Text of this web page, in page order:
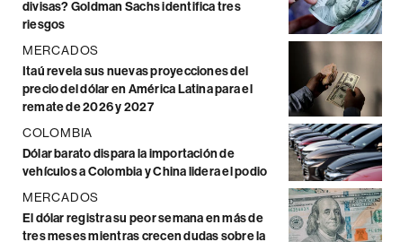
divisas? Goldman Sachs identifica tres
riesgos
MERCADOS
Itaú revela sus nuevas proyecciones del
precio del dólar en América Latina para el
remate de 2026 y 2027
COLOMBIA
Dólar barato dispara la importación de
vehículos a Colombia y China lidera el podio
MERCADOS
El dólar registra su peor semana en más de
tres meses mientras crecen dudas sobre la